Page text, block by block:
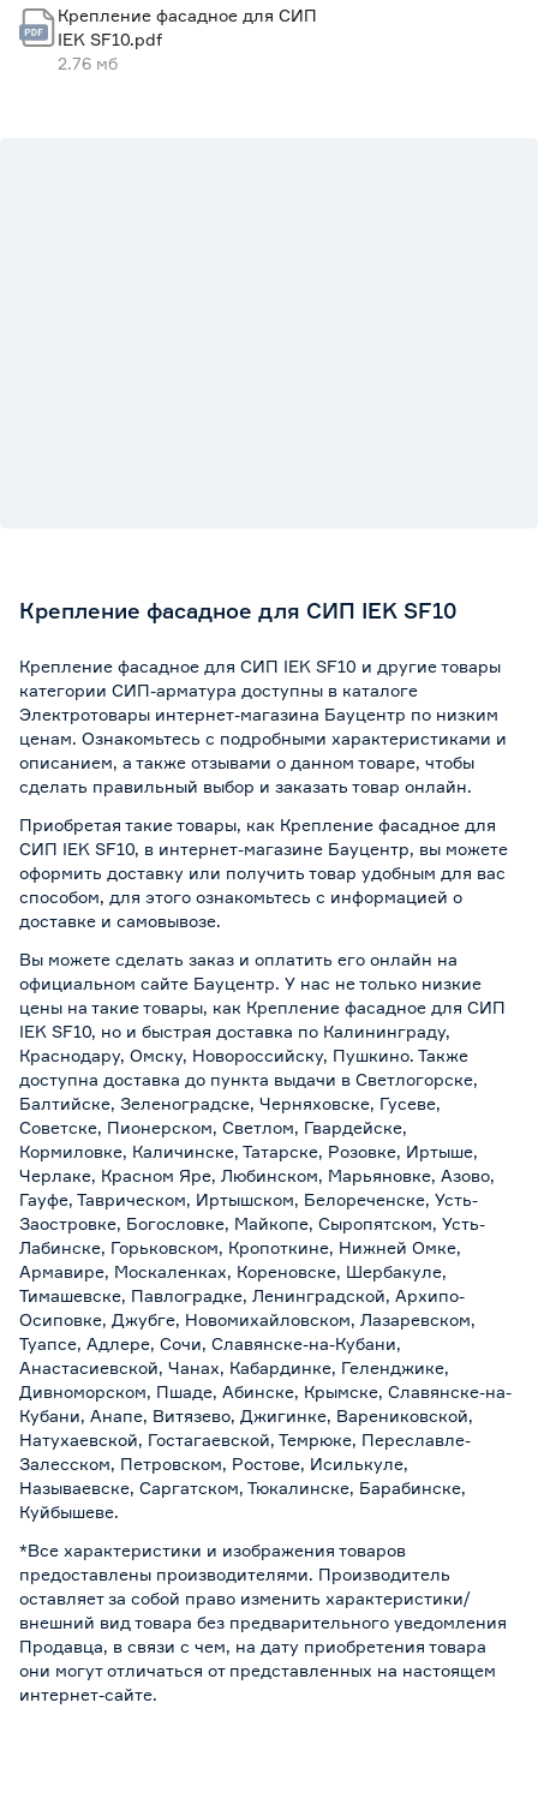
Крепление фасадное для СИП
IEK SF10.pdf
2.76 мб
Крепление фасадное для СИП IEK SF10
Крепление фасадное для СИП IEK SF10 и другие товары
категории СИП-арматура доступны в каталоге
Электротовары интернет-магазина Бауцентр по низким
ценам. Ознакомьтесь с подробными характеристиками и
описанием, а также отзывами о данном товаре, чтобы
сделать правильный выбор и заказать товар онлайн.
Приобретая такие товары, как Крепление фасадное для
СИП IEK SF10, в интернет-магазине Бауцентр, вы можете
оформить доставку или получить товар удобным для вас
способом, для этого ознакомьтесь с информацией о
доставке и самовывозе.
Вы можете сделать заказ и оплатить его онлайн на
официальном сайте Бауцентр. У нас не только низкие
цены на такие товары, как Крепление фасадное для СИП
IEK SF10, но и быстрая доставка по Калининграду,
Краснодару, Омску, Новороссийску, Пушкино. Также
доступна доставка до пункта выдачи в Светлогорске,
Балтийске, Зеленоградске, Черняховске, Гусеве,
Советске, Пионерском, Светлом, Гвардейске,
Кормиловке, Каличинске, Татарске, Розовке, Иртыше,
Черлаке, Красном Яре, Любинском, Марьяновке, Азово,
Гауфе, Таврическом, Иртышском, Белореченске, Усть-
Заостровке, Богословке, Майкопе, Сыропятском, Усть-
Лабинске, Горьковском, Кропоткине, Нижней Омке,
Армавире, Москаленках, Кореновске, Шербакуле,
Тимашевске, Павлоградке, Ленинградской, Архипо-
Осиповке, Джубге, Новомихайловском, Лазаревском,
Туапсе, Адлере, Сочи, Славянске-на-Кубани,
Анастасиевской, Чанах, Кабардинке, Геленджике,
Дивноморском, Пшаде, Абинске, Крымске, Славянске-на-
Кубани, Анапе, Витязево, Джигинке, Варениковской,
Натухаевской, Гостагаевской, Темрюке, Переславле-
Залесском, Петровском, Ростове, Исилькуле,
Называевске, Саргатском, Тюкалинске, Барабинске,
Куйбышеве.
*Все характеристики и изображения товаров
предоставлены производителями. Производитель
оставляет за собой право изменить характеристики/
внешний вид товара без предварительного уведомления
Продавца, в связи с чем, на дату приобретения товара
они могут отличаться от представленных на настоящем
интернет-сайте.